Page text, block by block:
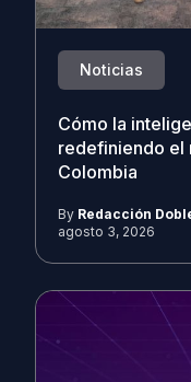
Noticias
Cómo la
redefiniendo el
Colombia
By Redacción
agosto 3, 2026